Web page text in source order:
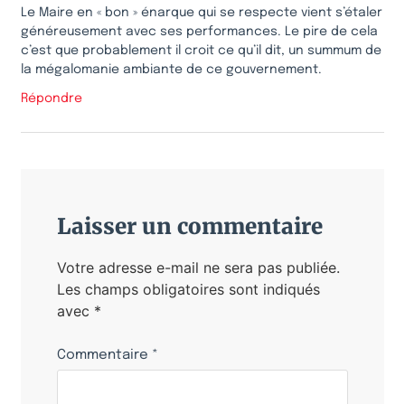
Le Maire en « bon » énarque qui se respecte vient s’étaler
généreusement avec ses performances. Le pire de cela
c’est que probablement il croit ce qu’il dit, un summum de
la mégalomanie ambiante de ce gouvernement.
Répondre
Laisser un commentaire
Votre adresse e-mail ne sera pas publiée.
Les champs obligatoires sont indiqués
avec *
Commentaire *